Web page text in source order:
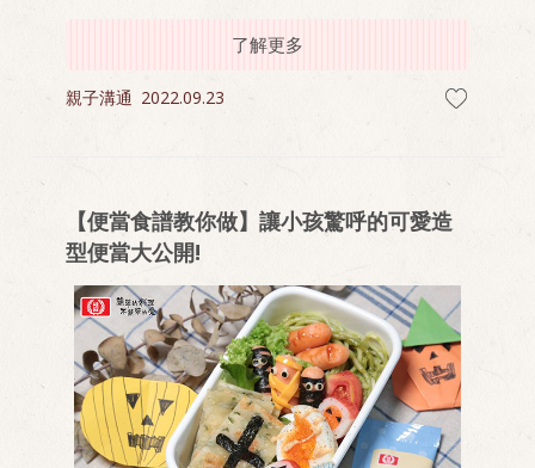
爸媽餐桌上第一句和孩子說的話。
了解更多
親子溝通 2022.09.23
【便當食譜教你做】讓小孩驚呼的可愛造
型便當大公開!